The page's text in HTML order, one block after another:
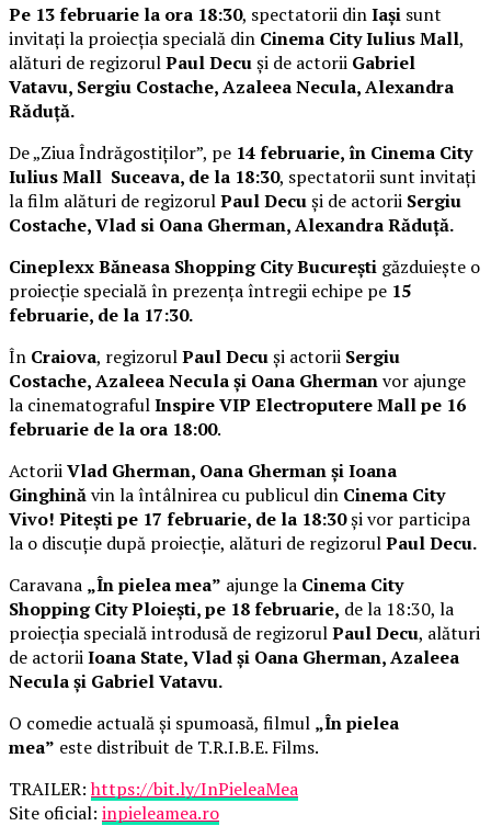
Pe 13 februarie la ora 18:30, spectatorii dinIași sunt
invitați la proiecția specială din Cinema City Iulius Mall,
alături de regizorulPaul Decuși de actorii Gabriel
Vatavu, Sergiu Costache, Azaleea Necula, Alexandra
Răduță.
De „Ziua Îndrăgostiților”, pe 14 februarie, în Cinema City
Iulius Mall Suceava, de la 18:30, spectatorii sunt invitați
la film alături de regizorulPaul Decuși de actorii Sergiu
Costache, Vlad si Oana Gherman, Alexandra Răduță.
Cineplexx Băneasa Shopping City București găzduiește o
proiecție specială în prezența întregii echipe pe 15
februarie, de la 17:30.
În Craiova, regizorulPaul Decuși actorii Sergiu
Costache, Azaleea Necula și Oana Ghermanvor ajunge
la cinematografulInspire VIP Electroputere Mall pe 16
februarie de la ora 18:00.
ActoriiVlad Gherman, Oana Gherman și Ioana
Ginghinăvin la întâlnirea cu publicul din Cinema City
Vivo! Pitești pe 17 februarie, de la 18:30și vor participa
la o discuție după proiecție, alături de regizorulPaul Decu.
Caravana „În pielea mea” ajunge la Cinema City
Shopping City Ploiești, pe 18 februarie, de la 18:30, la
proiecția specială introdusă de regizorulPaul Decu, alături
de actoriiIoana State, Vlad și Oana Gherman, Azaleea
Necula și Gabriel Vatavu.
O comedie actuală și spumoasă, filmul „În pielea
mea” este distribuit de T.R.I.B.E. Films.
TRAILER:https://bit.ly/InPieleaMea
Site oficial: inpieleamea.ro